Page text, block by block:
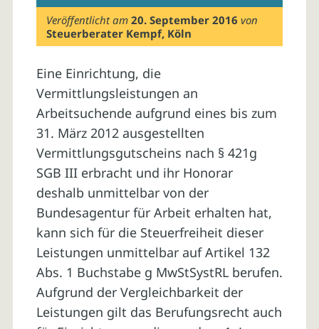
Veröffentlicht am20. September 2016 von
Steuerberater Kempf, Köln
Eine Einrichtung, die
Vermittlungsleistungen an
Arbeitsuchende aufgrund eines bis zum
31. März 2012 ausgestellten
Vermittlungsgutscheins nach § 421g
SGB III erbracht und ihr Honorar
deshalb unmittelbar von der
Bundesagentur für Arbeit erhalten hat,
kann sich für die Steuerfreiheit dieser
Leistungen unmittelbar auf Artikel 132
Abs. 1 Buchstabe g MwStSystRL berufen.
Aufgrund der Vergleichbarkeit der
Leistungen gilt das Berufungsrecht auch